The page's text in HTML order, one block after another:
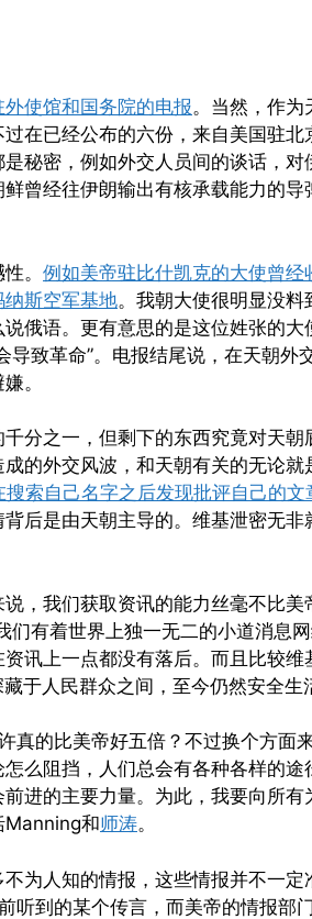
外使馆和国务院的电报。当然，作为
在已经公布的六份，来自美国驻
秘密，例如外交人员间的谈话，
鲜曾经往伊朗输出有核承载能力的
。 例如美帝驻比什凯克的大使曾
斯空军基地。我朝大使很明显没
俄语。更有意思的是这位姓张的大
致革命”。电报结尾说，在天朝外
。
分之一，但剩下的东西究竟对天
的外交风波，和天朝有关的无论
搜索自己名字之后发现批评自己的文
后是由天朝主导的。维基泄密无非
，我们获取资讯的能力丝毫不比美
们有着世界上独一无二的小道消息
讯上一点都没有落后。而且比较维
于人民群众之间，至今仍然安全生
的比美帝好五倍？不过换个方面
么阻挡，人们总会有各种各样的
进的主要力量。为此，我要向所
Manning和师涛。
为人知的情报，这些情报并不一
到的某个传言，而美帝的情报部